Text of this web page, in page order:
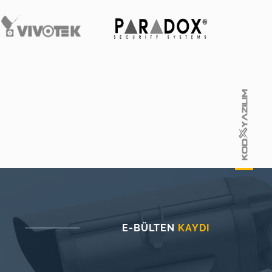
E-BÜLTEN KAYDI